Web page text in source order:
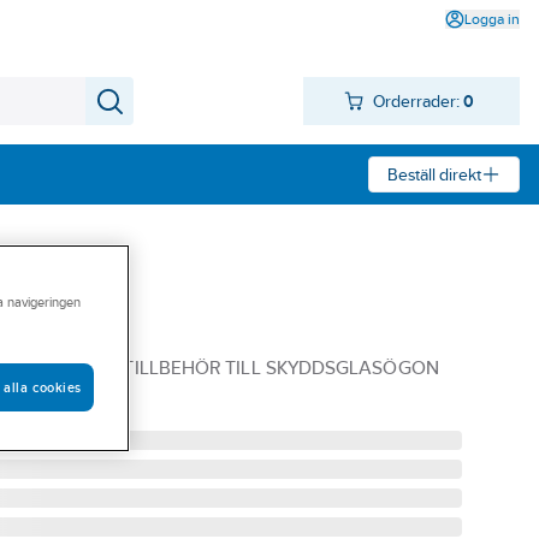
Logga in
Orderrader: 0
Beställ direkt
MICROFIBER TILLBEHÖR TILL SKYDDSGLASÖGON
navigeringen
alla cookies